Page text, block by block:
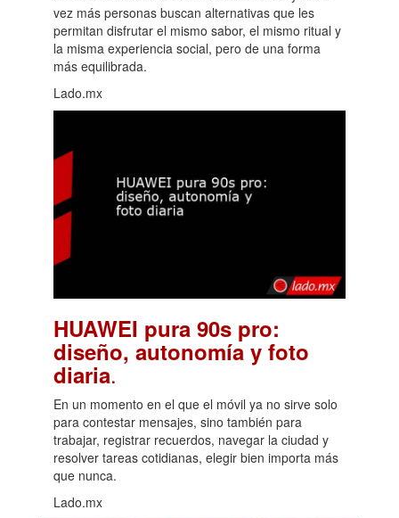
vez más personas buscan alternativas que les
permitan disfrutar el mismo sabor, el mismo ritual y
la misma experiencia social, pero de una forma
más equilibrada.
Lado.mx
HUAWEI pura 90s pro:
diseño, autonomía y foto
diaria.
En un momento en el que el móvil ya no sirve solo
para contestar mensajes, sino también para
trabajar, registrar recuerdos, navegar la ciudad y
resolver tareas cotidianas, elegir bien importa más
que nunca.
Lado.mx